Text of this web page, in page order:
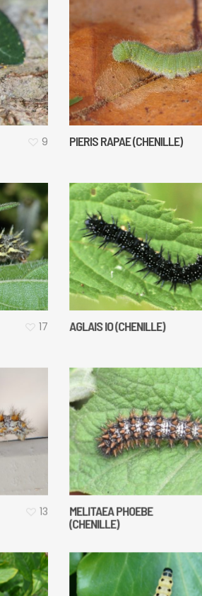
9 PIERIS RAPAE (CHENILLE)
17 AGLAIS IO (CHENILLE)
13
MELITAEA PHOEBE
(CHENILLE)